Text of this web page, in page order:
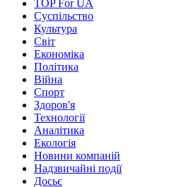
TOP For UA
Суспiльство
Культура
Світ
Економіка
Політика
Війна
Спорт
Здоров'я
Технології
Аналітика
Екологія
Новини компаній
Надзвичайні події
Досьє